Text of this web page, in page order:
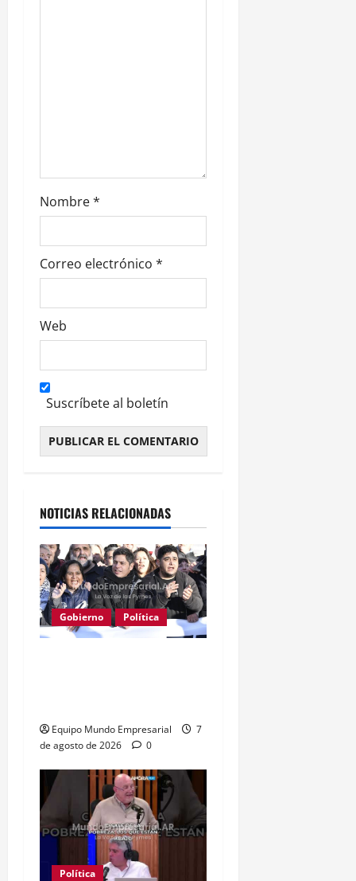
d
a
s
Nombre*
Correo electrónico *
Web
Suscríbete al boletín
NOTICIAS RELACIONADAS
Gobierno Política
Equipo Mundo Empresarial
7
de agosto de 2026
0
Política